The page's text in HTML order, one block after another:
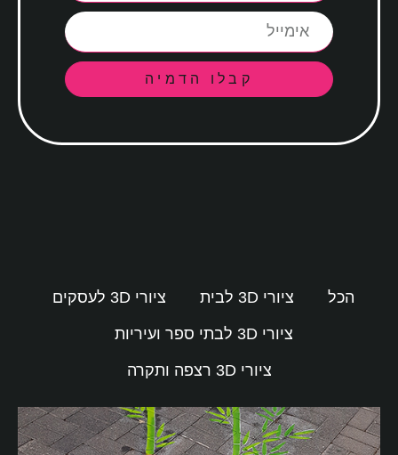
קבלו הדמיה
הכל ציורי 3D לבית ציורי 3D לעסקים
ציורי 3D לבתי ספר ועיריות
ציורי 3D רצפה ותקרה